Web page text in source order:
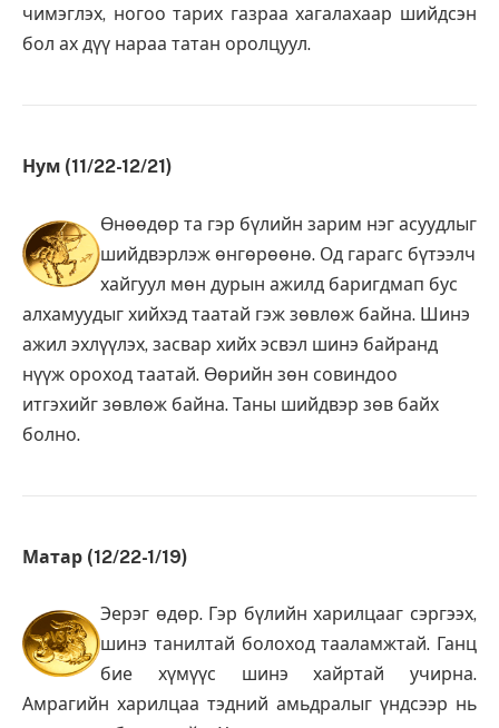
чимэглэх, ногоо тарих газраа хагалахаар шийдсэн
бол ах дүү нараа татан оролцуул.
Нум (11/22-12/21)
Өнөөдөр та гэр бүлийн зарим нэг асуудлыг
шийдвэрлэж өнгөрөөнө. Од гарагс бүтээлч
хайгуул мөн дурын ажилд баригдмап бус
алхамуудыг хийхэд таатай гэж зөвлөж байна. Шинэ
ажил эхлүүлэх, засвар хийх эсвэл шинэ байранд
нүүж ороход таатай. Өөрийн зөн совиндоо
итгэхийг зөвлөж байна. Таны шийдвэр зөв байх
болно.
Матар (12/22-1/19)
Эерэг өдөр. Гэр бүлийн харилцааг сэргээх,
шинэ танилтай болоход тааламжтай. Ганц
бие хүмүүс шинэ хайртай учирна.
Амрагийн харилцаа тэдний амьдралыг үндсээр нь